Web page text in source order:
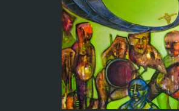
Ellas no
camino